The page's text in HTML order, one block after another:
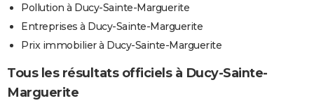
Pollution à Ducy-Sainte-Marguerite
Entreprises à Ducy-Sainte-Marguerite
Prix immobilier à Ducy-Sainte-Marguerite
Tous les résultats officiels à Ducy-Sainte-
Marguerite